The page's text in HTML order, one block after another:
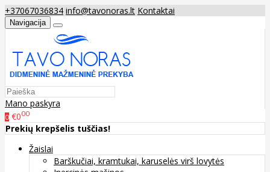
+37067036834 info@tavonoras.lt Kontaktai
Navigacija
Mano paskyra
0 €000
Prekių krepšelis tuščias!
Žaislai
Barškučiai, kramtukai, karuselės virš lovytės